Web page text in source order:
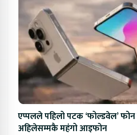
एप्पलले पहिलो पटक ‘फोल्डवेल’ फोन
अहिलेसम्मकै महंगो आइफोन